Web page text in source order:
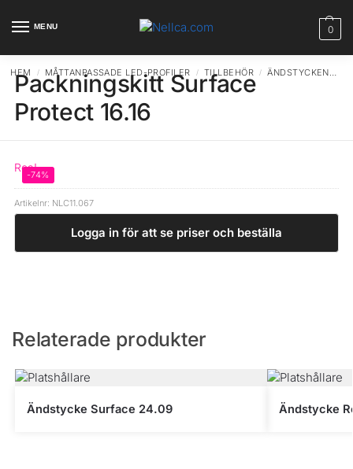
MENU 0
HEM / MÅTTANPASSADE LED-PROFILER / TILLBEHÖR / ÄNDSTYCKEN
Packningskitt Surface
Protect 16.16
Rea!
-74%
Artikelnr: NLC11.067
Logga in för att se priser och beställa
Relaterade produkter
Ändstycke Surface 24.09 Ändstycke